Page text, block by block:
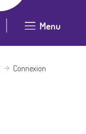
Menu
Connexion